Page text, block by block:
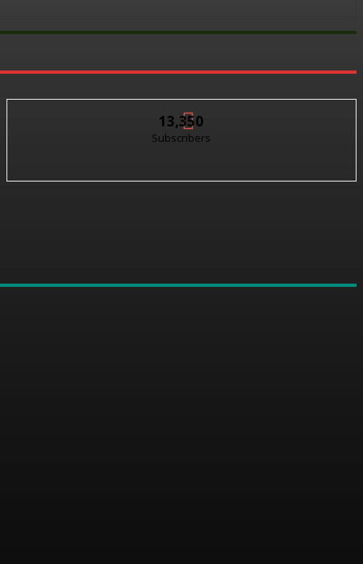
13,350
Subscribers